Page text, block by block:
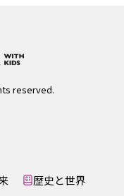
reserved.
歴史と世界